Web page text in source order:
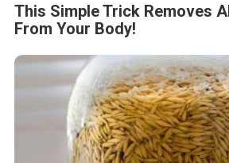
This Simple Trick Removes
From Your Body!